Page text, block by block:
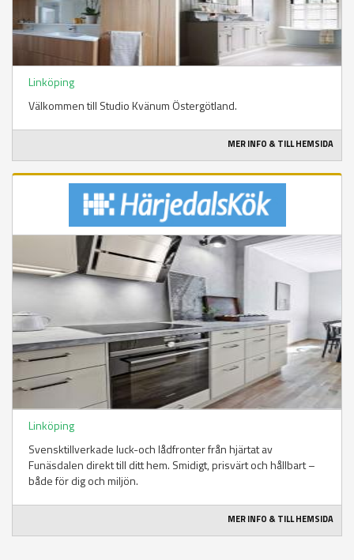
Linköping
Välkommen till Studio Kvänum Östergötland.
MER INFO & TILL HEMSIDA
Linköping
Svensktillverkade luck-och lådfronter från hjärtat av
Funäsdalen direkt till ditt hem. Smidigt, prisvärt och hållbart –
både för dig och miljön.
MER INFO & TILL HEMSIDA